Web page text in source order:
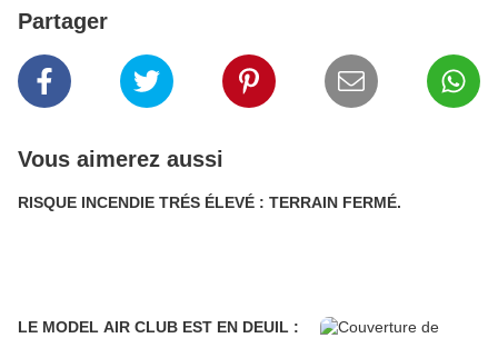
Partager
Vous aimerez aussi
RISQUE INCENDIE TRÉS ÉLEVÉ : TERRAIN FERMÉ.
LE MODEL AIR CLUB EST EN DEUIL :